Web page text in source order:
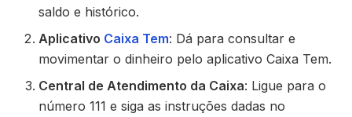
saldo e histórico.
Aplicativo Caixa Tem: Dá para consultar e
movimentar o dinheiro pelo aplicativo Caixa Tem.
Central de Atendimento da Caixa: Ligue para o
número 111 e siga as instruções dadas no